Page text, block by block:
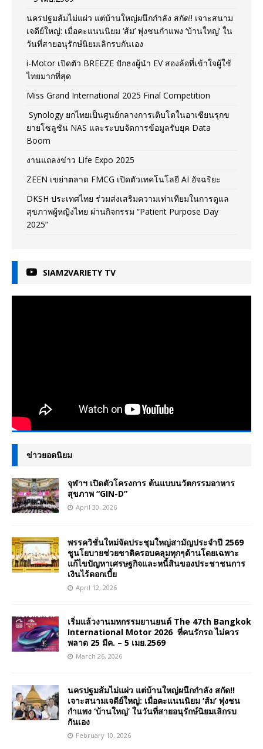
นครปฐมส้มไม่แผ่ว แต่บ้านใหญ่ผนึกกำลัง สกัด!! เจาะสนาม
เจดีย์ใหญ่: เมื่อคะแนนนิยม ‘ส้ม’ พุ่งชนกำแพง ‘บ้านใหญ่’ ใน
วันที่สายอนุรักษ์นิยมเลิกรบกันเอง
i-Motor เปิดตัว BREEZE ปักธงผู้นำ EV สองล้อที่เข้าใจผู้ใช้
ไทยมากที่สุด
Miss Grand International 2025 Final Competition
Synology ยกไทยเป็นศูนย์กลางการเติบโตในอาเซียนรุกข
ยายโซลูชัน NAS และระบบจัดการข้อมูลรับยุค Data
Boom
งานแถลงข่าว Life Expo 2025
ZEEN เขย่าตลาด FMCG เปิดตัวเทคโนโลยี AI อัจฉริยะ
DKSH ประเทศไทย ร่วมส่งเสริมความเท่าเทียมในการดูแล
สุขภาพผู้หญิงไทย ผ่านกิจกรรม “Patient Purpose Day
2025”
SIAM2VARIETY TV
ข่าวยอดนิยม
จุฬาฯ เปิดตัวโครงการ ต้นแบบนวัตกรรมอาหาร
สุขภาพ “GIN-D”
April 30, 2026
พรรควิชั่นใหม่จัดประชุมใหญ่สามัญประจำปี 2569
ชูนโยบายช่วยชาติครอบคลุมทุกๆด้านโดยเฉพาะ
แก้ไขปัญหาเศรษฐกิจและหนี้สินของประชาชนการ
เงินไร้ดอกเบี้ย
April 12, 2026
เริ่มแล้วงานมหกรรมยานยนต์ The 47th Bangkok
International Motor 2026 ที่คนรักรถ ไม่ควร
พลาด 25 มีค. – 5 เมย.2569
March 26, 2026
นครปฐมส้มไม่แผ่ว แต่บ้านใหญ่ผนึกกำลัง สกัด!!
เจาะสนามเจดีย์ใหญ่: เมื่อคะแนนนิยม ‘ส้ม’ พุ่งชน
กำแพง ‘บ้านใหญ่’ ในวันที่สายอนุรักษ์นิยมเลิกรบ
กันเอง
February 10, 2026